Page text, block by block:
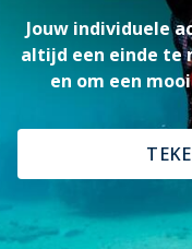
Jouw individuele
altijd een einde te
en om een